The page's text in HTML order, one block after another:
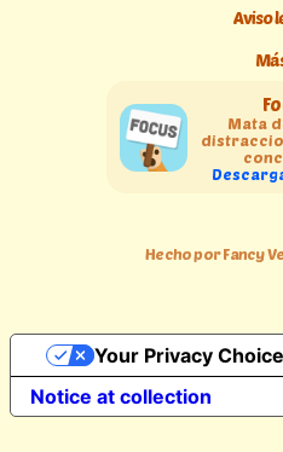
Aviso
Mata
Hecho por Fancy
Notice at collection
Your Privacy